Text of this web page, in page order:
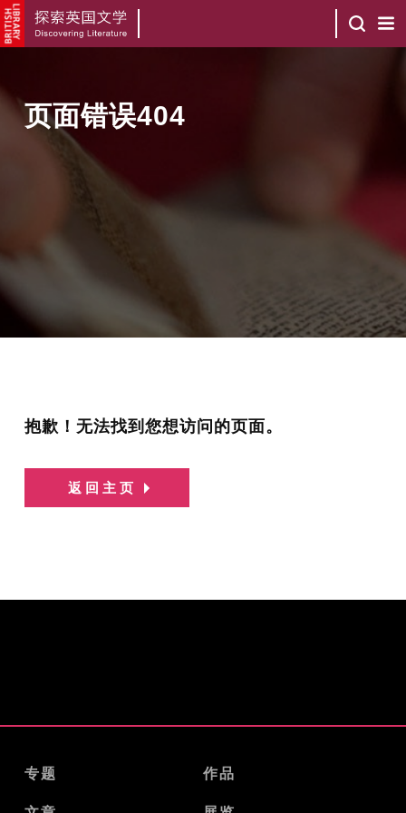
页面错误404
抱歉！无法找到您想访问的页面。
返回主页
专题 作品